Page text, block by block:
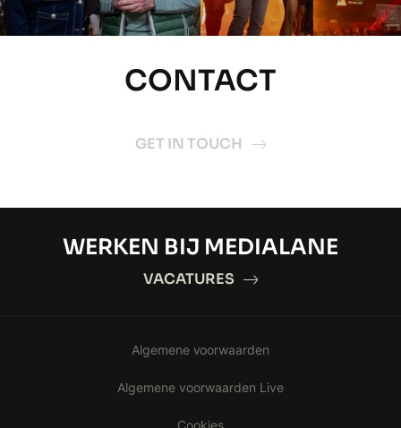
CONTACT
GET IN TOUCH
WERKEN BIJ MEDIALANE
VACATURES
Algemene voorwaarden
Algemene voorwaarden Live
Cookies